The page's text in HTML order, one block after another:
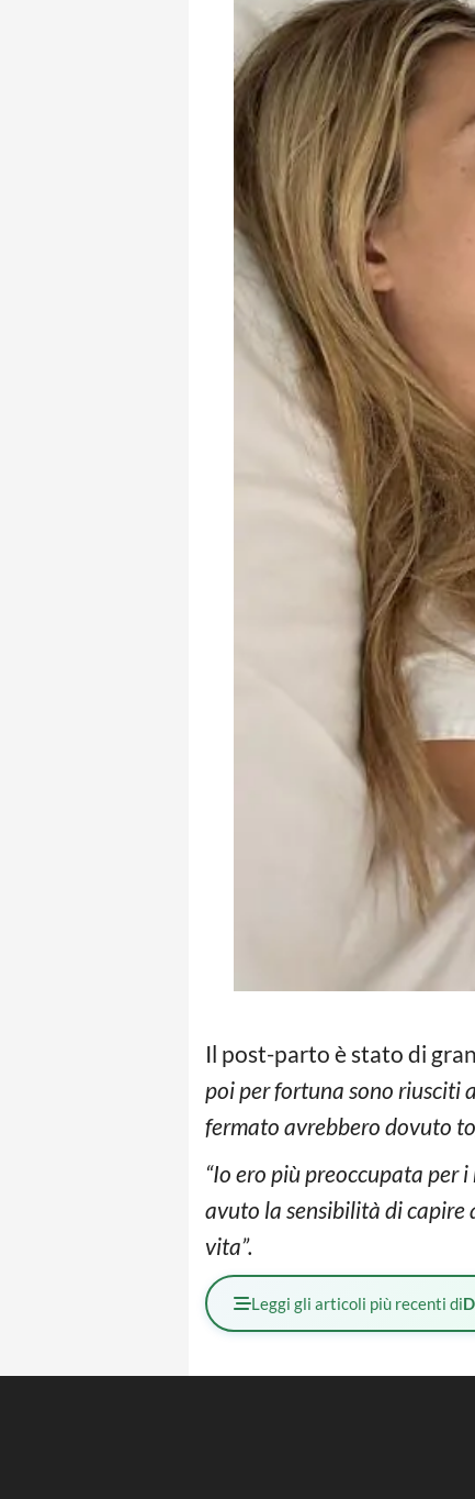
Il post-parto è stato di
poi per fortuna sono riusciti
fermato avrebbero dovuto
“Io ero più preoccupata per
avuto la sensibilità di capire
vita”.
Leggi gli articoli più recenti di